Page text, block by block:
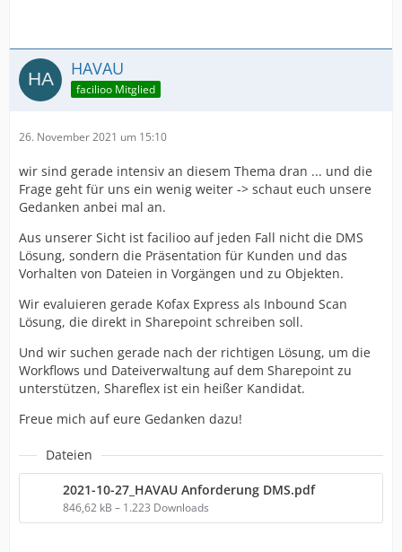
HAVAU
facilioo Mitglied
26. November 2021 um 15:10
wir sind gerade intensiv an diesem Thema dran ... und die
Frage geht für uns ein wenig weiter -> schaut euch unsere
Gedanken anbei mal an.
Aus unserer Sicht ist facilioo auf jeden Fall nicht die DMS
Lösung, sondern die Präsentation für Kunden und das
Vorhalten von Dateien in Vorgängen und zu Objekten.
Wir evaluieren gerade Kofax Express als Inbound Scan
Lösung, die direkt in Sharepoint schreiben soll.
Und wir suchen gerade nach der richtigen Lösung, um die
Workflows und Dateiverwaltung auf dem Sharepoint zu
unterstützen, Shareflex ist ein heißer Kandidat.
Freue mich auf eure Gedanken dazu!
Dateien
2021-10-27_HAVAU Anforderung DMS.pdf
846,62 kB – 1.223 Downloads